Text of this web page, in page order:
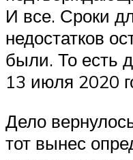
И все. Сроки
недостатков
были. То есть
13 июля 2020
Дело
тот вынес